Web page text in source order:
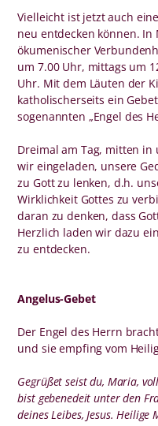
Vielleicht ist jetzt auch
neu entdecken können.
ökumenischer
um 7.00 Uhr, mittags um
Uhr. Mit dem Läuten der
katholischerseits ein
sogenannten „Engel des
Dreimal am Tag, mitten in
wir eingeladen, unsere
zu Gott zu lenken, d.h.
Wirklichkeit Gottes zu
daran zu denken, dass
Herzlich laden wir dazu
zu entdecken.
Angelus-Gebet
Der Engel des Herrn
und sie empfing vom
Gegrüßet seist du, Maria,
bist gebenedeit unter den
deines Leibes, Jesus.